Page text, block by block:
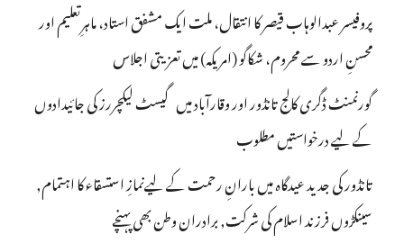
پروفیسر عبدالوہاب قیصر کا انتقال، ملت ایک مشفق استاد، ماہرِتعلیم اور
محسنِ اردو سے محروم، شکاگو (امریکہ) میں تعزیتی اجلاس
گورنمنٹ ڈگری کالج تانڈور اور وقارآباد میں گیسٹ لیکچررز کی جائیدادوں
کے لیے درخواستیں مطلوب
تانڈور کی جدید عیدگاہ میں بارانِ رحمت کے لیےنمازِ استسقاء کا اہتمام,
سینکڑوں فرزند اسلام کی شرکت, برادران وطن بھی پہنچے